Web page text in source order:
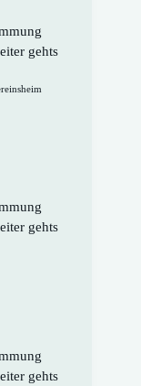
gehts
gehts
gehts